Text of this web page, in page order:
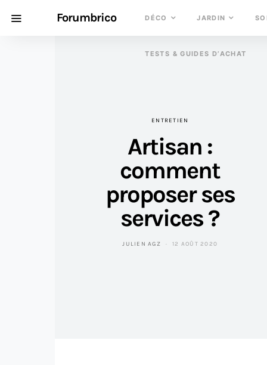
Forumbrico DÉCO JARDIN
TESTS & GUIDES D’ACHAT
ENTRETIEN
Artisan :
comment
proposer ses
services ?
JULIEN AGZ 12 AOÛT 2020